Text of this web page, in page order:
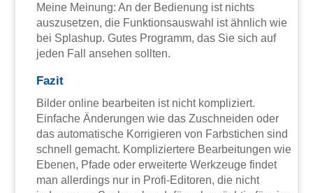
Meine Meinung: An der Bedienung ist nichts
auszusetzen, die Funktionsauswahl ist ähnlich wie
bei Splashup. Gutes Programm, das Sie sich auf
jeden Fall ansehen sollten.
Fazit
Bilder online bearbeiten ist nicht kompliziert.
Einfache Änderungen wie das Zuschneiden oder
das automatische Korrigieren von Farbstichen sind
schnell gemacht. Kompliziertere Bearbeitungen wie
Ebenen, Pfade oder erweiterte Werkzeuge findet
man allerdings nur in Profi-Editoren, die nicht